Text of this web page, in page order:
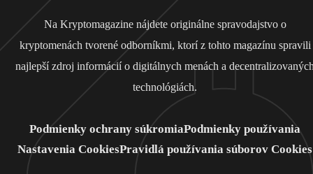
Na Kryptomagazine nájdete originálne spravodajstvo o
kryptomenách tvorené odborníkmi, ktorí z tohto magazínu spravili
najlepší zdroj informácií o digitálnych menách a
technológiách.
Podmienky ochrany súkromiaPodmienky používania
Nastavenia CookiesPravidlá používania súborov Cookies